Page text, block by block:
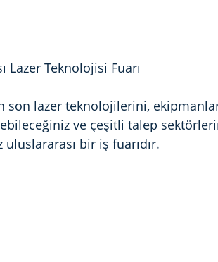
Lazer Teknolojisi Fuarı
son lazer teknolojilerini,
ve çeşitli talep
bir iş fuarıdır.